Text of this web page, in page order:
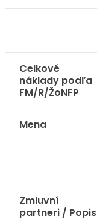
Celkové
náklady podľa
FM/R/ŽoNFP
Mena
Zmluvní
partneri / Popis